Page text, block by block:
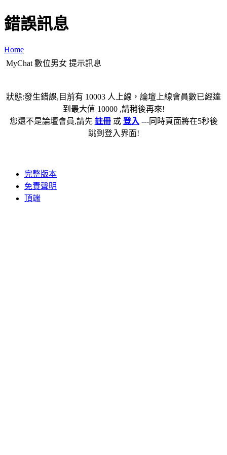
錯誤訊息
Home
MyChat 數位男女 提示訊息
狀態:發生錯誤,目前有 10003 人上線，論壇上線會員數已經達
到最大值 10000 ,請稍後再來!
您還不是論壇會員,請先 註冊或 登入 ---同時頁面將在5秒後
跳到登入界面!
完整版本
免責聲明
頂端